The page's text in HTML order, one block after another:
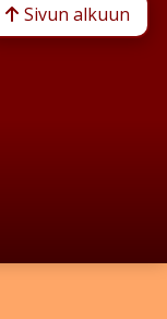
Sivun alkuun